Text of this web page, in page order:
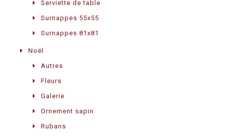
Serviette de table
Surnappes 55x55
Surnappes 81x81
Noël
Autres
Fleurs
Galerie
Ornement sapin
Rubans